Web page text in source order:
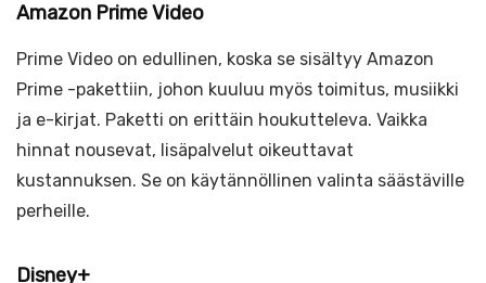
Amazon Prime Video
Prime Video on edullinen, koska se sisältyy Amazon
Prime -pakettiin, johon kuuluu myös toimitus, musiikki
ja e-kirjat. Paketti on erittäin houkutteleva. Vaikka
hinnat nousevat, lisäpalvelut oikeuttavat
kustannuksen. Se on käytännöllinen valinta säästäville
perheille.
Disney+